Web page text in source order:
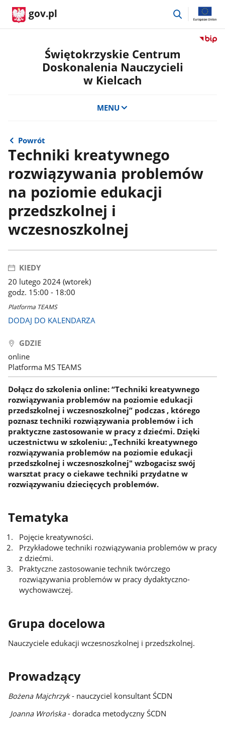
gov.pl
przejdź
Przejdź
Świętokrzyskie Centrum
Doskonalenia Nauczycieli
w Kielcach
MENU
Powrót
Techniki kreatywnego
rozwiązywania problemów
na poziomie edukacji
przedszkolnej i
wczesnoszkolnej
KIEDY
20 lutego 2024 (wtorek)
godz. 15:00 - 18:00
Platforma TEAMS
DODAJ DO KALENDARZA
GDZIE
online
Platforma MS TEAMS
Dołącz do szkolenia online: “Techniki kreatywnego
rozwiązywania problemów na poziomie edukacji
przedszkolnej i wczesnoszkolnej” podczas , którego
poznasz techniki rozwiązywania problemów i ich
praktyczne zastosowanie w pracy z dziećmi. Dzięki
uczestnictwu w szkoleniu: „Techniki kreatywnego
rozwiązywania problemów na poziomie edukacji
przedszkolnej i wczesnoszkolnej" wzbogacisz swój
warsztat pracy o ciekawe techniki przydatne w
rozwiązywaniu dziecięcych problemów.
Tematyka
Pojęcie kreatywności.
Przykładowe techniki rozwiązywania problemów w pracy
z dziećmi.
Praktyczne zastosowanie technik twórczego
rozwiązywania problemów w pracy dydaktyczno-
wychowawczej.
Grupa docelowa
Nauczyciele edukacji wczesnoszkolnej i przedszkolnej.
Prowadzący
Bożena Majchrzyk- nauczyciel konsultant ŚCDN
Joanna Wrońska- doradca metodyczny ŚCDN